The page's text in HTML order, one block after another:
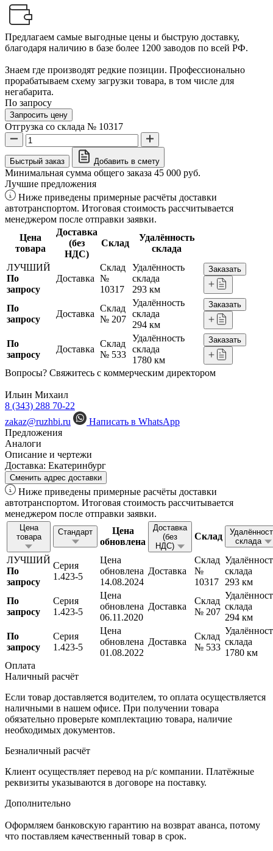
Предлагаем самые выгодные цены и быструю доставку,
благодаря наличию в базе более 1200 заводов по всей РФ.
Знаем где производят редкие позиции. Профессионально
прорабатываем схему загрузки товара, в том числе для
негабарита.
По запросу
Запросить цену
Отгрузка со склада № 10317
Быстрый заказ Добавить в смету
Минимальная сумма общего заказа 45 000 руб.
Лучшие предложения
Ниже приведены примерные расчёты доставки
автотранспортом. Итоговая стоимость рассчитывается
менеджером после отправки заявки.
Цена
товара
Доставка
(без
НДС)
Склад
Удалённость
склада
ЛУЧШИЙ
По
запросу
Доставка
Склад
№
10317
Удалённость
склада
293 км
Заказать
По
запросу
Доставка
Склад
№ 207
Удалённость
склада
294 км
Заказать
По
запросу
Доставка
Склад
№ 533
Удалённость
склада
1780 км
Заказать
Вопросы? Свяжитесь с коммерческим директором
Ильин Михаил
8 (343) 288 70-22
zakaz@ruzhbi.ru
Написать в WhatsApp
Предложения
Аналоги
Описание и чертежи
Доставка: Екатеринбург
Сменить адрес доставки
Ниже приведены примерные расчёты доставки
автотранспортом. Итоговая стоимость рассчитывается
менеджером после отправки заявки.
Цена
товара
Стандарт
Цена
обновлена
Доставка
(без
НДС)
Склад
склада
ЛУЧШИЙ
По
запросу
Серия
1.423-5
Цена
обновлена
14.08.2024
Доставка
Склад
№
10317
склада
293 км
По
запросу
Серия
1.423-5
Цена
обновлена
06.11.2020
Доставка
Склад
№ 207
склада
294 км
По
запросу
Серия
1.423-5
Цена
обновлена
01.08.2022
Доставка
Склад
№ 533
склада
1780 км
Оплата
Наличный расчёт
Если товар доставляется водителем, то оплата осуществляется
наличными в нашем офисе. При получении товара
обязательно проверьте комплектацию товара, наличие
необходимых документов.
Безналичный расчёт
Клиент осуществляет перевод на р/с компании. Платёжные
реквизиты указываются в договоре на поставку.
Дополнительно
Оформляем банковскую гарантию на возврат аванса, потому
что поставляем качественный товар в срок.